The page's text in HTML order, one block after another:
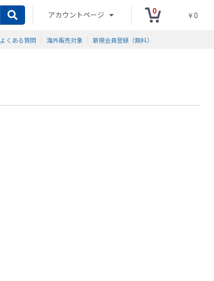
アカウントページ 0
￥0
よくある質問 海外販売対象 新規会員登録（無料）